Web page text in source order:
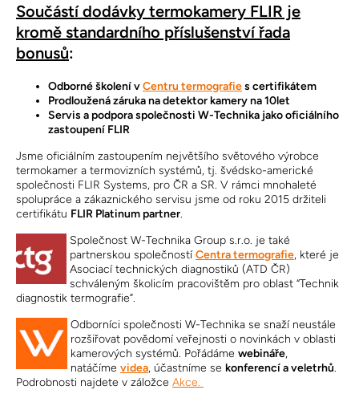
Součástí dodávky termokamery FLIR je
kromě standardního příslušenství řada
bonusů:
Odborné školení vCentru termografies certifikátem
Prodloužená záruka na detektor kamery na 10let
Servis a podpora společnosti W-Technika jako oficiálního
zastoupení FLIR
Jsme oficiálním zastoupením největšího světového výrobce
termokamer a termovizních systémů, tj. švédsko-americké
společnosti FLIR Systems, pro ČR a SR. V rámci mnohaleté
spolupráce a zákaznického servisu jsme od roku 2015 držiteli
certifikátu FLIR Platinum partner.
Společnost W-Technika Group s.r.o. je také
partnerskou společností Centra termografie, které je
Asociací technických diagnostiků (ATD ČR)
schváleným školicím pracovištěm pro oblast “Technik
diagnostik termografie”.
Odborníci společnosti W-Technika se snaží neustále
rozšiřovat povědomí veřejnosti o novinkách v oblasti
kamerových systémů. Pořádáme webináře,
natáčíme videa, účastníme se konferencí a veletrhů.
Podrobnosti najdete v záložce Akce.